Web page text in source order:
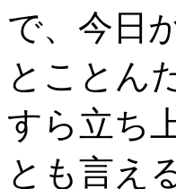
で、今日
とことん
すら立ち
とも言え